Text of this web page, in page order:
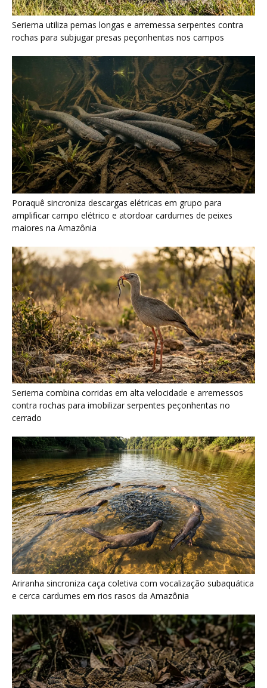
Poraquê sincroniza descargas elétricas em grupo para
amplificar campo elétrico e atordoar cardumes de peixes
maiores na Amazônia
Seriema combina corridas em alta velocidade e arremessos
contra rochas para imobilizar serpentes peçonhentas no
cerrado
Ariranha sincroniza caça coletiva com vocalização subaquática
e cerca cardumes em rios rasos da Amazônia
Surucucu detecta calor pela fosseta loreal e prepara ataque de
emboscada no escuro da floresta
Últimas noticias
Galo-da-serra reúne machos em arena